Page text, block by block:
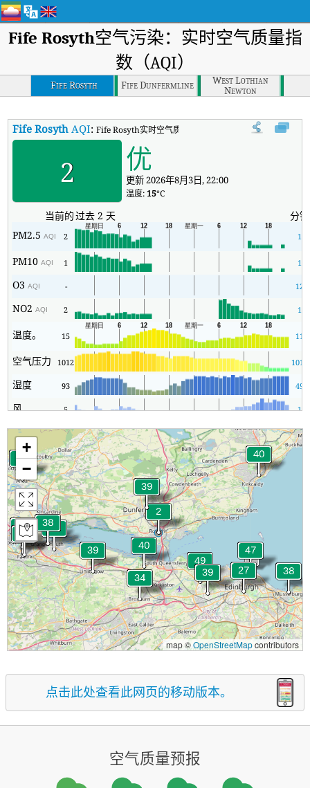
Fife Rosyth空气污染：实时空气质量指
数（AQI）
Fife Rosyth Fife Dunfermline
West Lothian
Newton
Fife Rosyth AQI:Fife Rosyth实时空气质量指数（AQI）。
2 优
更新 2026年8月3日, 22:00
温度: 15°C
当前的过去 2 天
分钟
PM2.5AQI 2 1
PM10AQI 1 1
O3AQI - 12
NO2AQI 2 1
温度。 15 11
空气压力 1012 1012
湿度 93 49
风 5 1
+
−
map ©OpenStreetMapcontributors
点击此处查看此网页的移动版本。
空气质量预报